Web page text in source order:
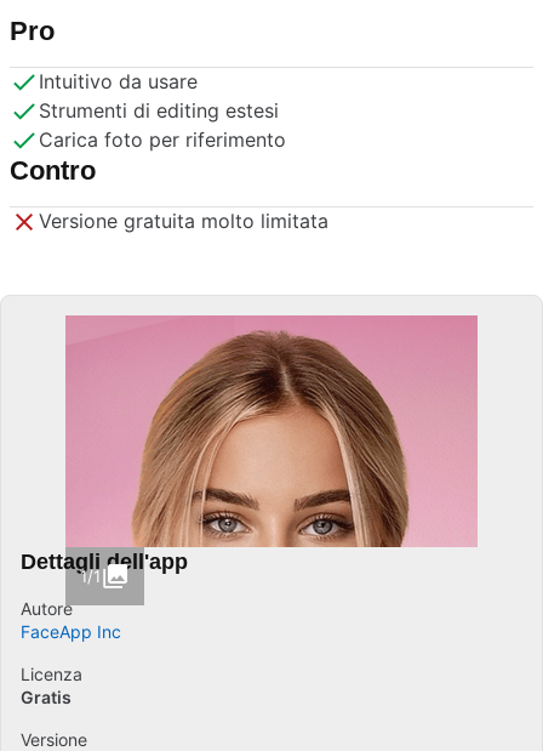
Pro
Intuitivo da usare
Strumenti di editing estesi
Carica foto per riferimento
Contro
Versione gratuita molto limitata
1/1
Dettagli dell'app
Autore
FaceApp Inc
Licenza
Gratis
Versione